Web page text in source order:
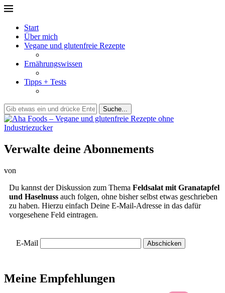
Start
Über mich
Vegane und glutenfreie Rezepte
Ernährungswissen
Tipps + Tests
Suche...
Verwalte deine Abonnements
von
Du kannst der Diskussion zum Thema Feldsalat mit Granatapfel
und Haselnuss auch folgen, ohne bisher selbst etwas geschrieben
zu haben. Hierzu einfach Deine E-Mail-Adresse in das dafür
vorgesehene Feld eintragen.
E-Mail
Meine Empfehlungen